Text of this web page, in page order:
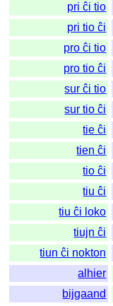
pri ĉi tio
pri tio ĉi
pro ĉi tio
pro tio ĉi
sur ĉi tio
sur tio ĉi
tie ĉi
tien ĉi
tio ĉi
tiu ĉi
tiu ĉi loko
tiujn ĉi
tiun ĉi nokton
alhier
bijgaand